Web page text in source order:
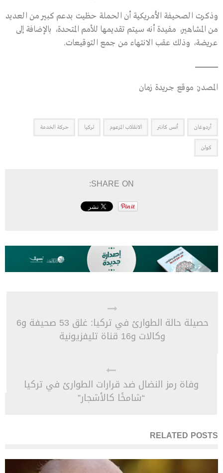
وذكرت الصحيفة الأمريكية أن الحملة حظيت بدعم كبير من العديد
من المشاهير، مفيدة أنه سيتم تقديمها للأمم المتحدة، بالإضافة إلى
عريضة، وذلك عقب الانتهاء من جمع التوقيعات.
ــــــــــــــــــــــــــــــــــــــــــــــ
المصدر: موقع جريدة زمان
أردوغان أنس كانتر الانقلاب المزعوم تركيا حركة الخدمة
كولن
SHARE ON:
حصيلة حالة الطوارئ في تركيا: غلق 53 صحيفة و6
وكالات و16 قناة تليفزيونية
وفاة رمز النضال ضد قرارات الطوارئ في تركيا
“شامخًا كالأشجار”
RELATED POSTS